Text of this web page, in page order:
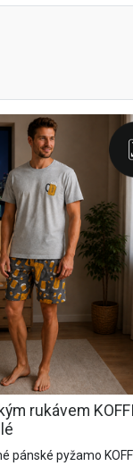
rukávem
pánské pyžamo